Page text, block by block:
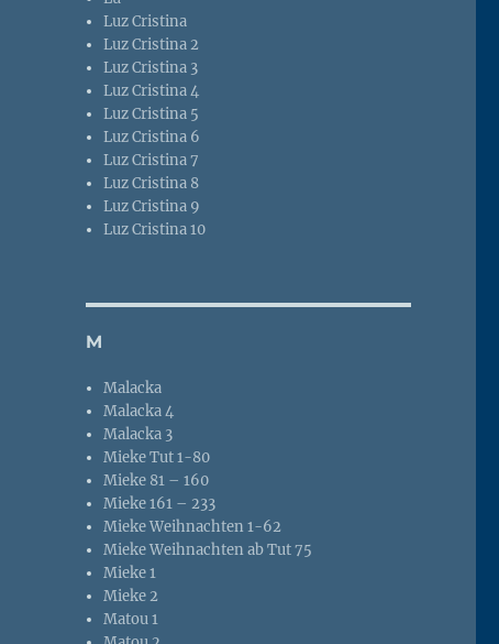
Luz Cristina
Luz Cristina 2
Luz Cristina 3
Luz Cristina 4
Luz Cristina 5
Luz Cristina 6
Luz Cristina 7
Luz Cristina 8
Luz Cristina 9
Luz Cristina 10
M
Malacka
Malacka 4
Malacka 3
Mieke Tut 1-80
Mieke 81 – 160
Mieke 161 – 233
Mieke Weihnachten 1-62
Mieke Weihnachten ab Tut 75
Mieke 1
Mieke 2
Matou 1